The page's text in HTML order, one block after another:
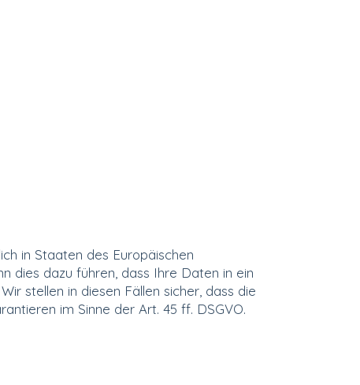
in Staaten des Europäischen
dies dazu führen, dass Ihre Daten in ein
stellen in diesen Fällen sicher, dass die
im Sinne der Art. 45 ff. DSGVO.